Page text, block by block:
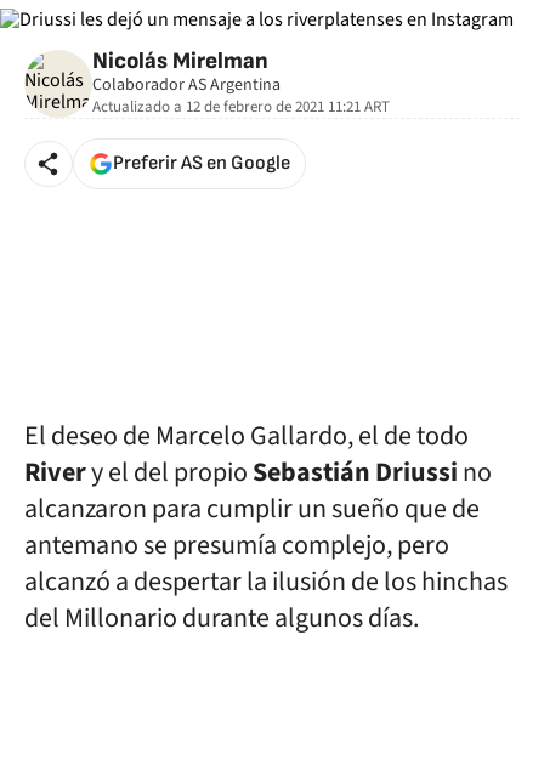
Nicolás Mirelman
Colaborador AS Argentina
Actualizado a 12 de febrero de 2021 11:21ART
Preferir AS en Google
El deseo de Marcelo Gallardo, el de todo
Rivery el del propioSebastián Driussino
alcanzaron para cumplir un sueño que de
antemano se presumía complejo, pero
alcanzó a despertar la ilusión de los hinchas
del Millonario durante algunos días.